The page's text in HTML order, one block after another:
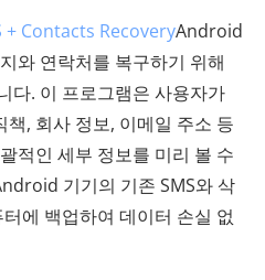
Contacts RecoveryAndroid
와 연락처를 복구하기 위해
다. 이 프로그램은 사용자가
, 회사 정보, 이메일 주소 등
적인 세부 정보를 미리 볼 수
기기의 기존 SMS와 삭
에 백업하여 데이터 손실 없